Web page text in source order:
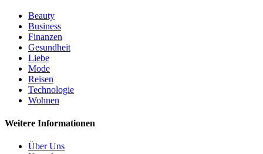
Beauty
Business
Finanzen
Gesundheit
Liebe
Mode
Reisen
Technologie
Wohnen
Weitere Informationen
Über Uns